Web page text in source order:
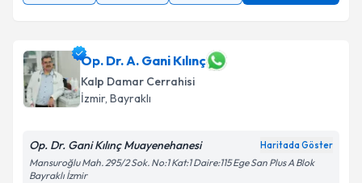
Op. Dr. A. Gani Kılınç
Kalp Damar Cerrahisi
İzmir, Bayraklı
Op. Dr. Gani Kılınç Muayenehanesi Haritada Göster
Mansuroğlu Mah. 295/2 Sok. No:1 Kat:1 Daire:115 Ege San Plus A Blok
Bayraklı İzmir